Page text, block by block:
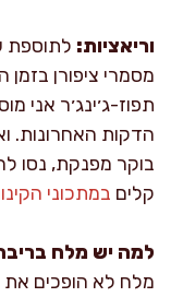
וריאציות:
מסמרי ציפורן בזמן
הדקות האחרונות.
בוקר מפנקת, נסו
קלים במתכוני
למה יש מלח
מלח לא הופכים